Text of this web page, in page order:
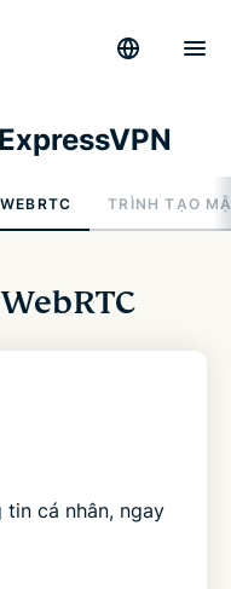
TRÌNH TẠO
cá nhân, ngay